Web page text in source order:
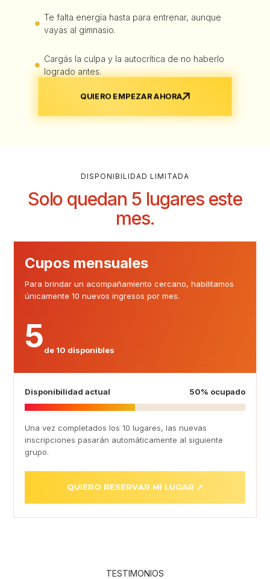
QUIERO EMPEZAR AHORA
Te falta energía hasta para entrenar, aunque
vayas al gimnasio.
Cargás la culpa y la autocrítica de no haberlo
logrado antes.
DISPONIBILIDAD LIMITADA
Solo quedan 5 lugares este
mes.
Cupos mensuales
Para brindar un acompañamiento cercano, habilitamos
únicamente 10 nuevos ingresos por mes.
5de 10 disponibles
Disponibilidad actual 50% ocupado
Una vez completados los 10 lugares, las nuevas
inscripciones pasarán automáticamente al siguiente
grupo.
QUIERO RESERVAR MI LUGAR ↗
TESTIMONIOS